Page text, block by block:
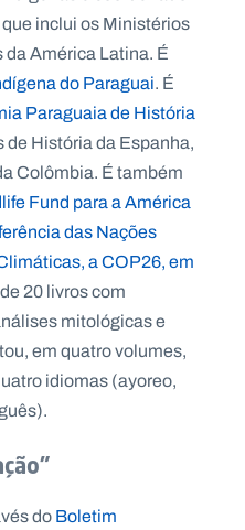
inclui os Ministérios
América Latina. É
do Paraguai. É
Paraguaia de História
História da Espanha,
Colômbia. É também
Fund para a América
das Nações
a COP26, em
20 livros com
mitológicas e
em quatro volumes,
idiomas (ayoreo,
doBoletim